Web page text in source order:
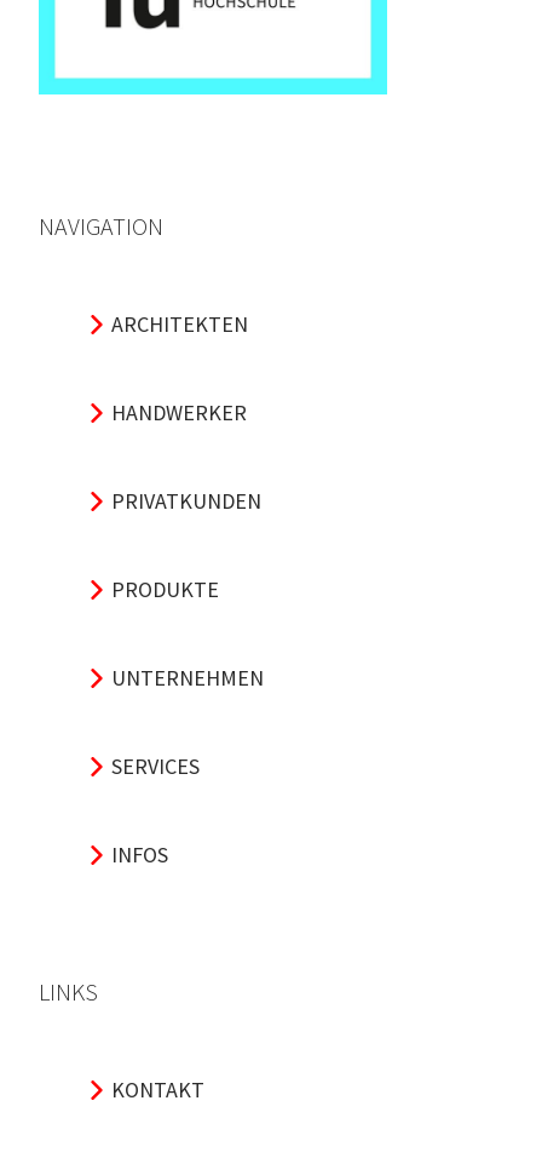
NAVIGATION
ARCHITEKTEN
HANDWERKER
PRIVATKUNDEN
PRODUKTE
UNTERNEHMEN
SERVICES
INFOS
LINKS
KONTAKT